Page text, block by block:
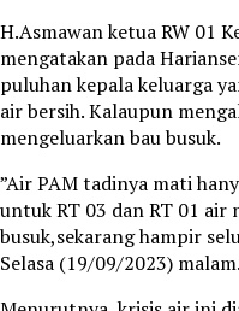
H.Asmawan ketua RW 01
mengatakan pada
puluhan kepala keluarga
air bersih. Kalaupun
mengeluarkan bau busuk.
”Air PAM tadinya mati
untuk RT 03 dan RT 01
busuk,sekarang hampir
Selasa (19/09/2023) malam.